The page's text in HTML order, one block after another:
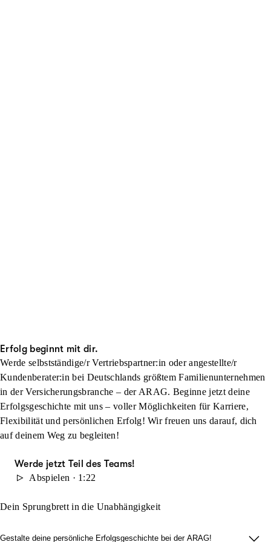
Erfolg beginnt mit dir.
Werde selbstständige/r Vertriebspartner:in oder angestellte/r
Kundenberater:in bei Deutschlands größtem Familienunternehmen
in der Versicherungsbranche – der ARAG. Beginne jetzt deine
Erfolgsgeschichte mit uns – voller Möglichkeiten für Karriere,
Flexibilität und persönlichen Erfolg! Wir freuen uns darauf, dich
auf deinem Weg zu begleiten!
Werde jetzt Teil des Teams!
Abspielen · 1:22
Dein Sprungbrett in die Unabhängigkeit
Gestalte deine persönliche Erfolgsgeschichte bei der ARAG!